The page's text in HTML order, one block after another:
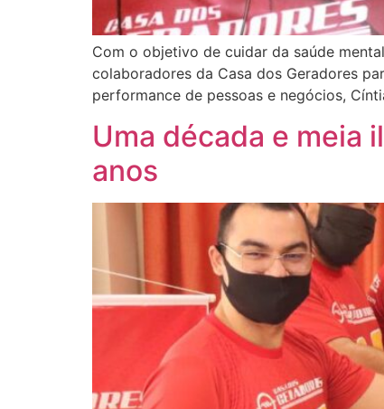
Com o objetivo de cuidar da saúde
colaboradores da Casa dos Geradores
performance de pessoas e negócios,
Uma década e meia
anos